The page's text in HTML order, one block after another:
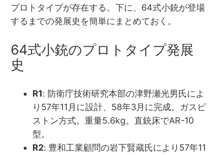
プロトタイプが存在する。下に、64式小銃が登場
するまでの発展史を簡単にまとめておく。
64式小銃のプロトタイプ発展
史
R1: 防衛庁技術研究本部の津野瀬光男氏によ
り57年11月に設計、58年3月に完成。ガスピ
ストン方式。重量5.6kg。直銃床でAR-10
型。
R2: 豊和工業顧問の岩下賢蔵氏により57年11